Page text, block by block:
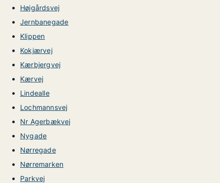
Højgårdsvej
Jernbanegade
Klippen
Kokjærvej
Kærbjergvej
Kærvej
Lindealle
Lochmannsvej
Nr Agerbækvej
Nygade
Nørregade
Nørremarken
Parkvej